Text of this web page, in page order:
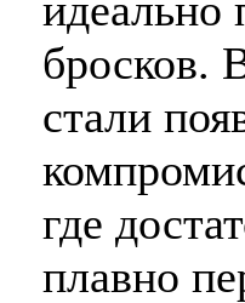
бросков.
стали
где
плавно